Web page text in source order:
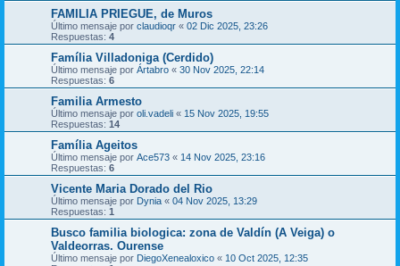
FAMILIA PRIEGUE, de Muros
Último mensaje por claudioqr « 02 Dic 2025, 23:26
Respuestas: 4
Família Villadoniga (Cerdido)
Último mensaje por Ártabro « 30 Nov 2025, 22:14
Respuestas: 6
Familia Armesto
Último mensaje por oli.vadeli « 15 Nov 2025, 19:55
Respuestas: 14
Família Ageitos
Último mensaje por Ace573 « 14 Nov 2025, 23:16
Respuestas: 6
Vicente Maria Dorado del Rio
Último mensaje por Dynia « 04 Nov 2025, 13:29
Respuestas: 1
Busco familia biologica: zona de Valdín (A Veiga) o
Valdeorras. Ourense
Último mensaje por DiegoXenealoxico « 10 Oct 2025, 12:35